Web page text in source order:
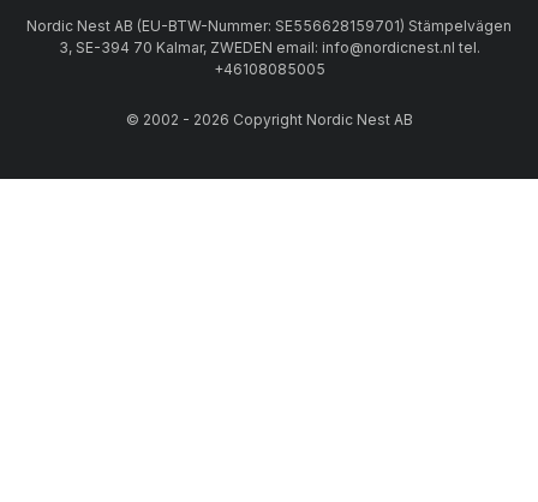
Nordic Nest AB (EU-BTW-Nummer: SE556628159701) Stämpelvägen
3, SE-394 70 Kalmar, ZWEDEN email: info@nordicnest.nl tel.
+46108085005
© 2002 - 2026 Copyright Nordic Nest AB